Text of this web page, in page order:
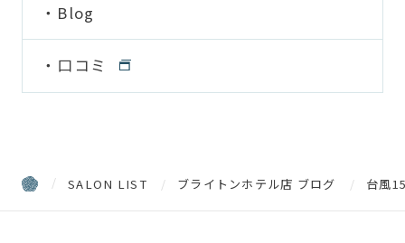
Blog
口コミ
SALON LIST ブライトンホテル店 ブログ 台風